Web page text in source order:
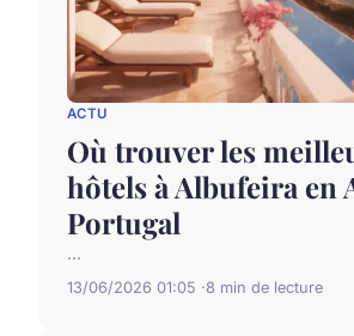
ACTU
Où trouver les
hôtels à Albufeira en
Portugal
...
13/06/2026 01:05 8 min de lecture